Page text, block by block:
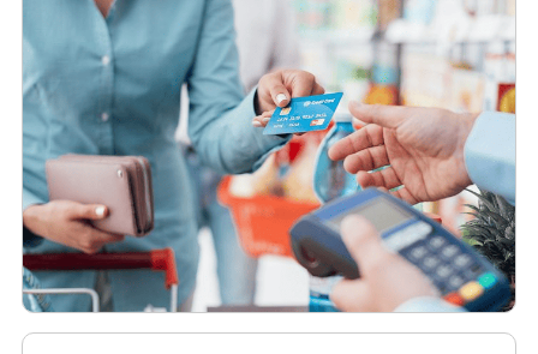
や効率良く貯めるコツを紹介
クレジットカードの年会費は？無料・有料のメリ
ットや選び方を分かりやすく解説
クレジットカードの作り方は？必要なものや初め
ての1枚を選ぶ際のポイントも解説
クレジットカードのセキュリティコードとは？役
割や確認方法、不正利用対策を解説